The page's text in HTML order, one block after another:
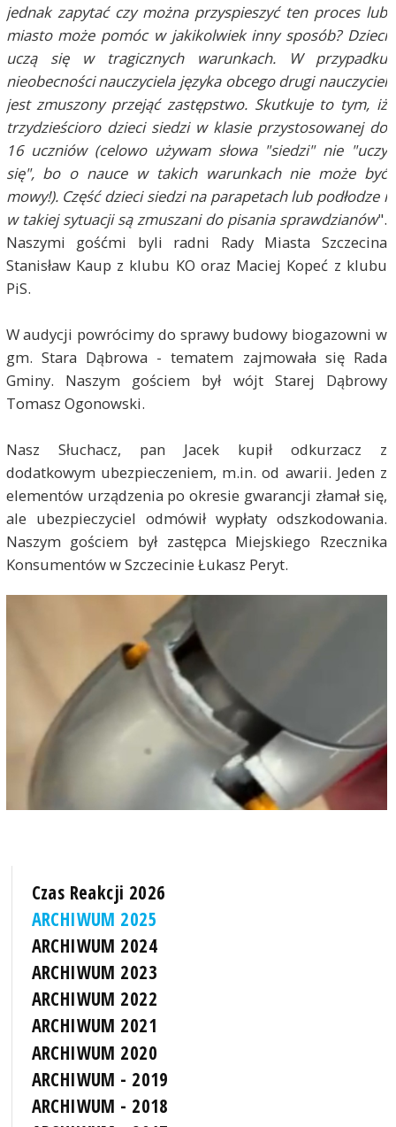
jednak zapytać czy można przyspieszyć ten proces lub
miasto może pomóc w jakikolwiek inny sposób? Dzieci
uczą się w tragicznych warunkach. W przypadku
nieobecności nauczyciela języka obcego drugi nauczyciel
jest zmuszony przejąć zastępstwo. Skutkuje to tym, iż
trzydzieścioro dzieci siedzi w klasie przystosowanej do
16 uczniów (celowo używam słowa "siedzi" nie "uczy
się", bo o nauce w takich warunkach nie może być
mowy!). Część dzieci siedzi na parapetach lub podłodze i
w takiej sytuacji są zmuszani do pisania sprawdzianów".
Naszymi gośćmi byli radni Rady Miasta Szczecina
Stanisław Kaup z klubu KO oraz Maciej Kopeć z klubu
PiS.
W audycji powrócimy do sprawy budowy biogazowni w
gm. Stara Dąbrowa - tematem zajmowała się Rada
Gminy. Naszym gościem był wójt Starej Dąbrowy
Tomasz Ogonowski.
Nasz Słuchacz, pan Jacek kupił odkurzacz z
dodatkowym ubezpieczeniem, m.in. od awarii. Jeden z
elementów urządzenia po okresie gwarancji złamał się,
ale ubezpieczyciel odmówił wypłaty odszkodowania.
Naszym gościem był zastępca Miejskiego Rzecznika
Konsumentów w Szczecinie Łukasz Peryt.
Czas Reakcji 2026
ARCHIWUM 2025
ARCHIWUM 2024
ARCHIWUM 2023
ARCHIWUM 2022
ARCHIWUM 2021
ARCHIWUM 2020
ARCHIWUM - 2019
ARCHIWUM - 2018